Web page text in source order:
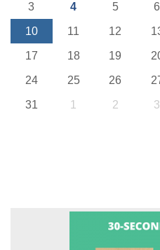
3 4 5 6
10 11 12
17 18 19
24 25 26
31 1 2 3